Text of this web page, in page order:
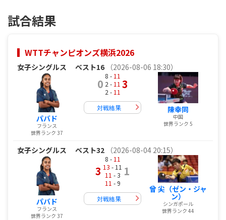
試合結果
WTTチャンピオンズ横浜2026
女子シングルス ベスト16 （2026-08-06 18:30）
パバド
フランス
世界ランク 37
0
8 - 11
2 - 11
2 - 11
3
対戦結果 陳幸同
中国
世界ランク 5
女子シングルス ベスト32 （2026-08-04 20:15）
パバド
フランス
世界ランク 37
3
8 - 11
13 - 11
11 - 3
11 - 9
1
対戦結果
曾 尖（ゼン・ジャ
ン）
シンガポール
世界ランク 44